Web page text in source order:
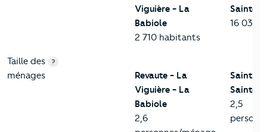
Viguière - La
Babiole
2 710 habitants
Sainte-
16 037
Taille des
ménages
?
Revaute - La
Viguière - La
Babiole
2,6
Saint-
Sainte-
2,5